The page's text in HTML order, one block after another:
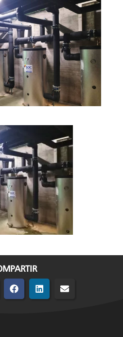
Compartir
en
Compartir
en
Compartir